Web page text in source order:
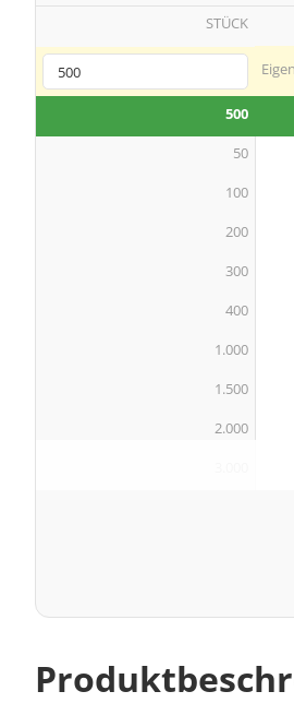
STÜCK
500
50
100
200
300
400
1.000
1.500
2.000